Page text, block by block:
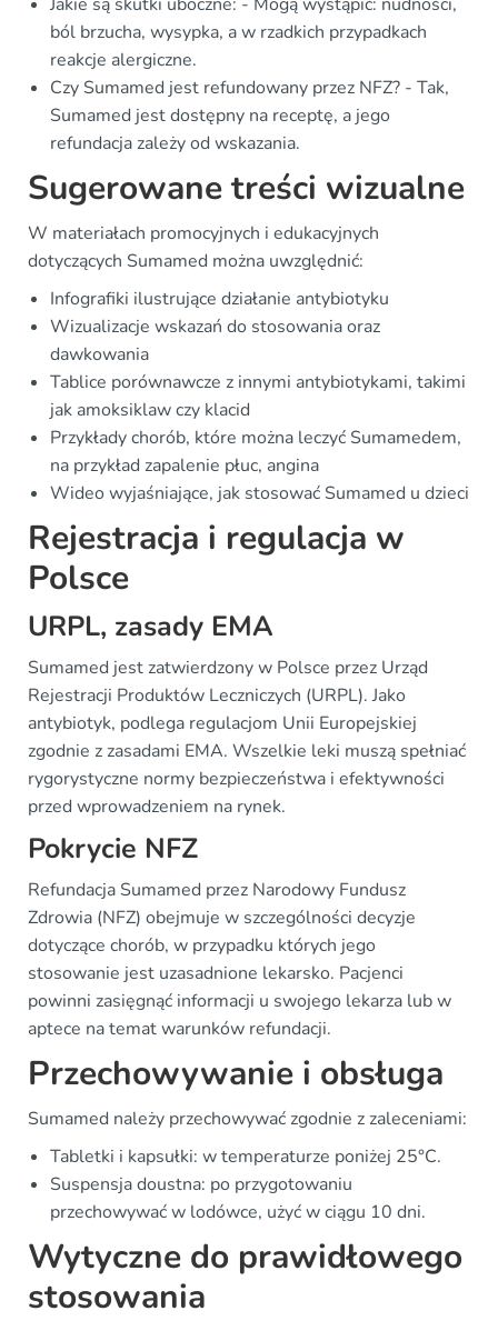
ból brzucha, wysypka, a w rzadkich przypadkach
reakcje alergiczne.
Czy Sumamed jest refundowany przez NFZ? - Tak,
Sumamed jest dostępny na receptę, a jego
refundacja zależy od wskazania.
Sugerowane treści wizualne
W materiałach promocyjnych i edukacyjnych
dotyczących Sumamed można uwzględnić:
Infografiki ilustrujące działanie antybiotyku
Wizualizacje wskazań do stosowania oraz
dawkowania
Tablice porównawcze z innymi antybiotykami, takimi
jak amoksiklaw czy klacid
Przykłady chorób, które można leczyć Sumamedem,
na przykład zapalenie płuc, angina
Wideo wyjaśniające, jak stosować Sumamed u dzieci
Rejestracja i regulacja w
Polsce
URPL, zasady EMA
Sumamed jest zatwierdzony w Polsce przez Urząd
Rejestracji Produktów Leczniczych (URPL). Jako
antybiotyk, podlega regulacjom Unii Europejskiej
zgodnie z zasadami EMA. Wszelkie leki muszą spełniać
rygorystyczne normy bezpieczeństwa i efektywności
przed wprowadzeniem na rynek.
Pokrycie NFZ
Refundacja Sumamed przez Narodowy Fundusz
Zdrowia (NFZ) obejmuje w szczególności decyzje
dotyczące chorób, w przypadku których jego
stosowanie jest uzasadnione lekarsko. Pacjenci
powinni zasięgnąć informacji u swojego lekarza lub w
aptece na temat warunków refundacji.
Przechowywanie i obsługa
Sumamed należy przechowywać zgodnie z zaleceniami:
Tabletki i kapsułki: w temperaturze poniżej 25°C.
Suspensja doustna: po przygotowaniu
przechowywać w lodówce, użyć w ciągu 10 dni.
Wytyczne do prawidłowego
stosowania